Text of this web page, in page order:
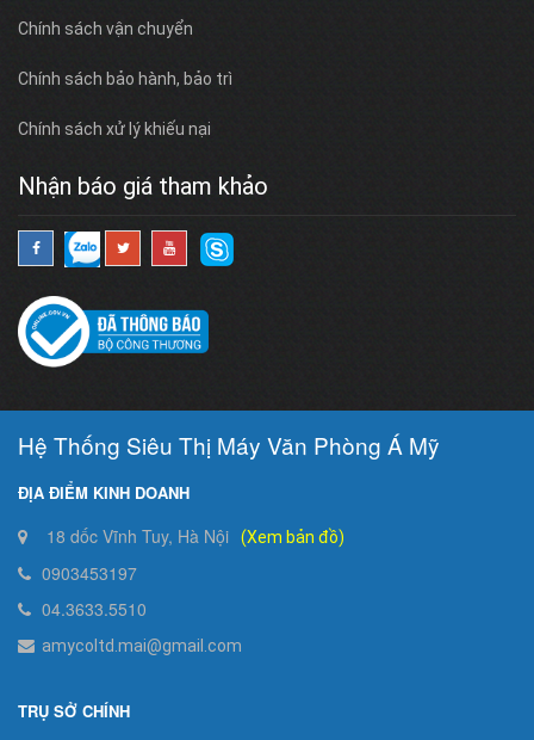
Chính sách vận chuyển
Chính sách bảo hành, bảo trì
Chính sách xử lý khiếu nại
Nhận báo giá tham khảo
Hệ Thống Siêu Thị Máy Văn Phòng Á Mỹ
ĐỊA ĐIỂM KINH DOANH
18 dốc Vĩnh Tuy, Hà Nội (Xem bản đồ)
0903453197
04.3633.5510
amycoltd.mai@gmail.com
TRỤ SỞ CHÍNH